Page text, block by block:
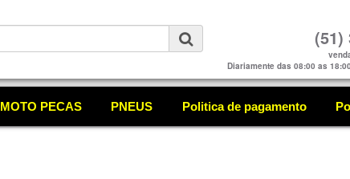
(51)
Diariamente das 08:00 as
MOTO PECAS PNEUS Politica de pagamento